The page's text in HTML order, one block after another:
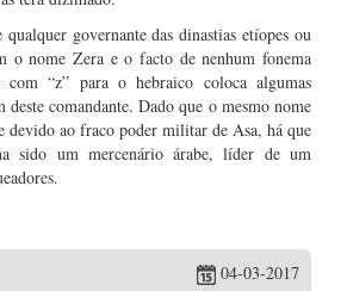
qualquer governante das dinastias etíopes ou
o nome Zera e o facto de nenhum fonema
“z” para o hebraico coloca algumas
deste comandante. Dado que o mesmo nome
devido ao fraco poder militar de Asa, há que
sido um mercenário árabe, líder de um
04-03-2017